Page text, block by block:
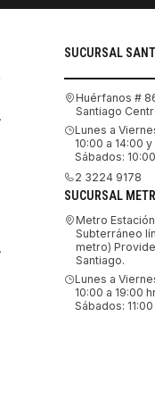
SUCURSAL
Huérfanos #
Santiago
Lunes a
10:00 a 14:00
Sábados:
2 3224 9178
SUCURSAL
Metro
Subterráneo
metro)
Santiago.
Lunes a
10:00 a 19:00
Sábados: